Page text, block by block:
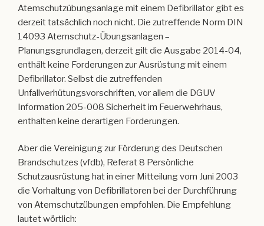
Atemschutzübungsanlage mit einem Defibrillator gibt es
derzeit tatsächlich noch nicht. Die zutreffende Norm DIN
14093 Atemschutz-Übungsanlagen –
Planungsgrundlagen, derzeit gilt die Ausgabe 2014-04,
enthält keine Forderungen zur Ausrüstung mit einem
Defibrillator. Selbst die zutreffenden
Unfallverhütungsvorschriften, vor allem die DGUV
Information 205-008 Sicherheit im Feuerwehrhaus,
enthalten keine derartigen Forderungen.
Aber die Vereinigung zur Förderung des Deutschen
Brandschutzes (vfdb), Referat 8 Persönliche
Schutzausrüstung hat in einer Mitteilung vom Juni 2003
die Vorhaltung von Defibrillatoren bei der Durchführung
von Atemschutzübungen empfohlen. Die Empfehlung
lautet wörtlich: